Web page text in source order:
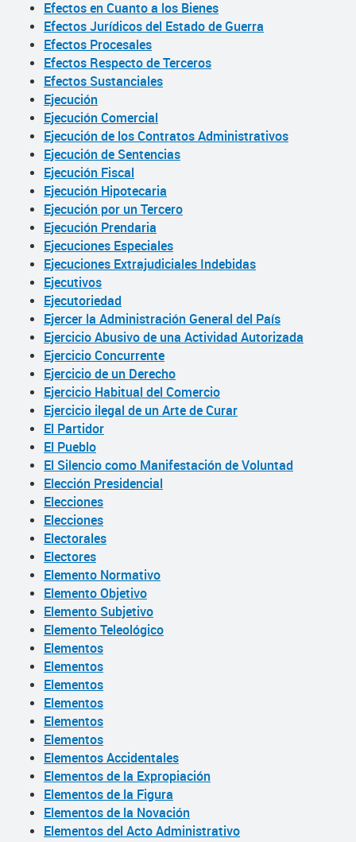
Efectos en Cuanto a los Bienes
Efectos Jurídicos del Estado de Guerra
Efectos Procesales
Efectos Respecto de Terceros
Efectos Sustanciales
Ejecución
Ejecución Comercial
Ejecución de los Contratos Administrativos
Ejecución de Sentencias
Ejecución Fiscal
Ejecución Hipotecaria
Ejecución por un Tercero
Ejecución Prendaria
Ejecuciones Especiales
Ejecuciones Extrajudiciales Indebidas
Ejecutivos
Ejecutoriedad
Ejercer la Administración General del País
Ejercicio Abusivo de una Actividad Autorizada
Ejercicio Concurrente
Ejercicio de un Derecho
Ejercicio Habitual del Comercio
Ejercicio ilegal de un Arte de Curar
El Partidor
El Pueblo
El Silencio como Manifestación de Voluntad
Elección Presidencial
Elecciones
Elecciones
Electorales
Electores
Elemento Normativo
Elemento Objetivo
Elemento Subjetivo
Elemento Teleológico
Elementos
Elementos
Elementos
Elementos
Elementos
Elementos
Elementos Accidentales
Elementos de la Expropiación
Elementos de la Figura
Elementos de la Novación
Elementos del Acto Administrativo